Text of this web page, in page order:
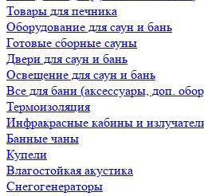
Товары для печника
Оборудование для саун и бань
Готовые сборные сауны
Двери для саун и бань
Освещение для саун и бань
Все для бани (аксессуары, доп.
Термоизоляция
Инфракрасные кабины и
Банные чаны
Купели
Влагостойкая акустика
Снегогенераторы